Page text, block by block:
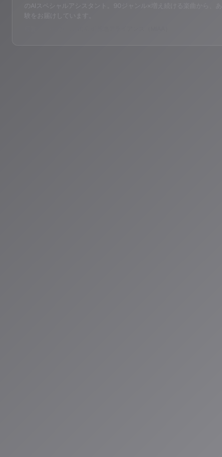
のAIスペシャルアシスタント。90ジャンル×増え続ける楽曲から、
験をお届けしています。